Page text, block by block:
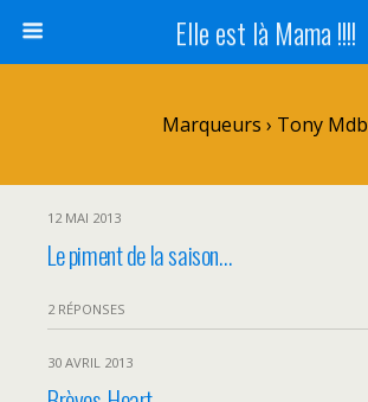
Elle est là Mama !!!!
Marqueurs › Tony Mdb
12 MAI 2013
Le piment de la saison…
2 RÉPONSES
30 AVRIL 2013